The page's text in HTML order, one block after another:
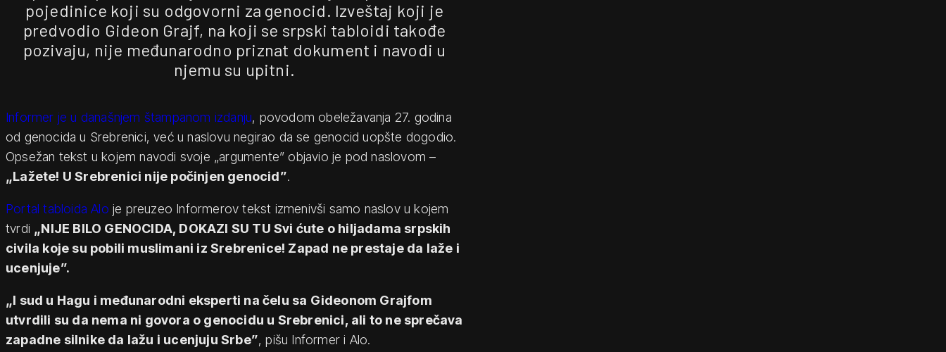
pojedinice koji su odgovorni za genocid. Izveštaj koji je
predvodio Gideon Grajf, na koji se srpski tabloidi takođe
pozivaju, nije međunarodno priznat dokument i navodi u
njemu su upitni.
Informer je u današnjem štampanom izdanju, povodom obeležavanja 27. godina
od genocida u Srebrenici, već u naslovu negirao da se genocid uopšte dogodio.
Opsežan tekst u kojem navodi svoje „argumente” objavio je pod naslovom –
„Lažete! U Srebrenici nije počinjen genocid”.
Portal tabloida Alo je preuzeo Informerov tekst izmenivši samo naslov u kojem
tvrdi „NIJE BILO GENOCIDA, DOKAZI SU TU Svi ćute o hiljadama srpskih
civila koje su pobili muslimani iz Srebrenice! Zapad ne prestaje da laže i
ucenjuje”.
„I sud u Hagu i međunarodni eksperti na čelu sa Gideonom Grajfom
utvrdili su da nema ni govora o genocidu u Srebrenici, ali to ne sprečava
zapadne silnike da lažu i ucenjuju Srbe”, pišu Informer i Alo.